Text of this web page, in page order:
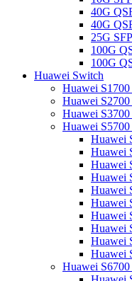
40G
40G
25G
100G
100G
Huawei Switch
Huawei
Huawei
Huawei
Huawei
Huawei
Huawei
Huawei
Huawei
Huawei
Huawei
Huawei
Huawei
Huawei
Huawei
Huawei